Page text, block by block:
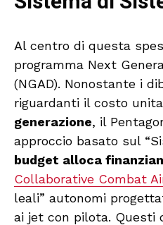
Al centro di questa
programma Next
(NGAD). Nonostante i
riguardanti il costo
generazione, il
approccio basato sul
budget alloca
Collaborative Combat
leali” autonomi
ai jet con pilota. Questi